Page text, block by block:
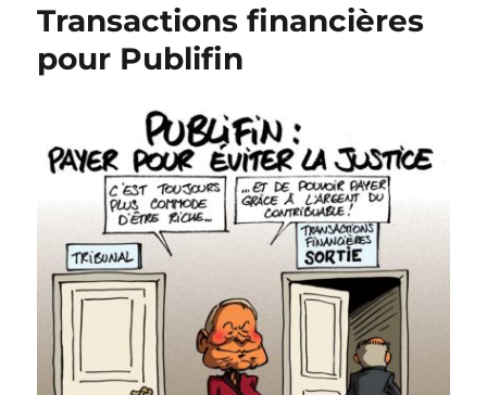
Transactions financières
pour Publifin